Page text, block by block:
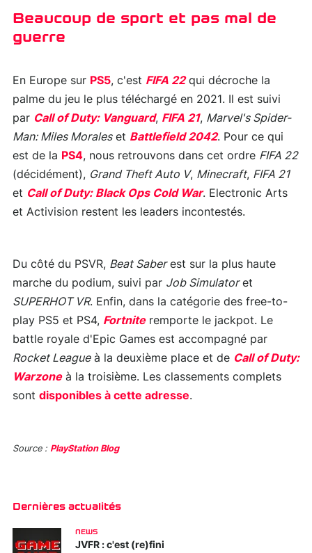
Beaucoup de sport et pas mal de
guerre
En Europe sur PS5, c'est FIFA 22qui décroche la
palme du jeu le plus téléchargé en 2021. Il est suivi
par Call of Duty: Vanguard, FIFA 21, Marvel's Spider-
Man: Miles Moraleset Battlefield 2042. Pour ce qui
est de la PS4, nous retrouvons dans cet ordre FIFA 22
(décidément), Grand Theft Auto V, Minecraft, FIFA 21
et Call of Duty: Black Ops Cold War. Electronic Arts
et Activision restent les leaders incontestés.
Du côté du PSVR, Beat Saberest sur la plus haute
marche du podium, suivi par Job Simulatoret
SUPERHOT VR. Enfin, dans la catégorie des free-to-
play PS5 et PS4, Fortniteremporte le jackpot. Le
battle royale d'Epic Games est accompagné par
Rocket Leagueà la deuxième place et de Call of Duty:
Warzoneà la troisième. Les classements complets
sont disponibles à cette adresse.
Source : PlayStation Blog
Dernières actualités
NEWS
JVFR : c'est (re)fini